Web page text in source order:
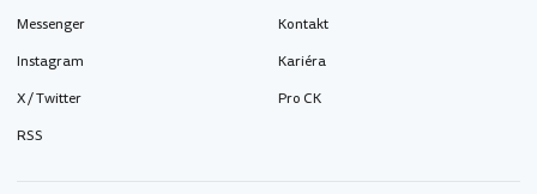
Messenger
Instagram
X / Twitter
RSS
Kontakt
Kariéra
Pro CK